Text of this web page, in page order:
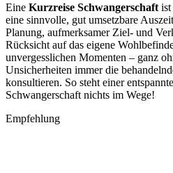
Eine Kurzreise Schwangerschaft
eine sinnvolle, gut umsetzbare
Planung, aufmerksamer Ziel- und
Rücksicht auf das eigene
unvergesslichen Momenten – ganz
Unsicherheiten immer die
konsultieren. So steht einer
Schwangerschaft nichts im Wege!
Empfehlung